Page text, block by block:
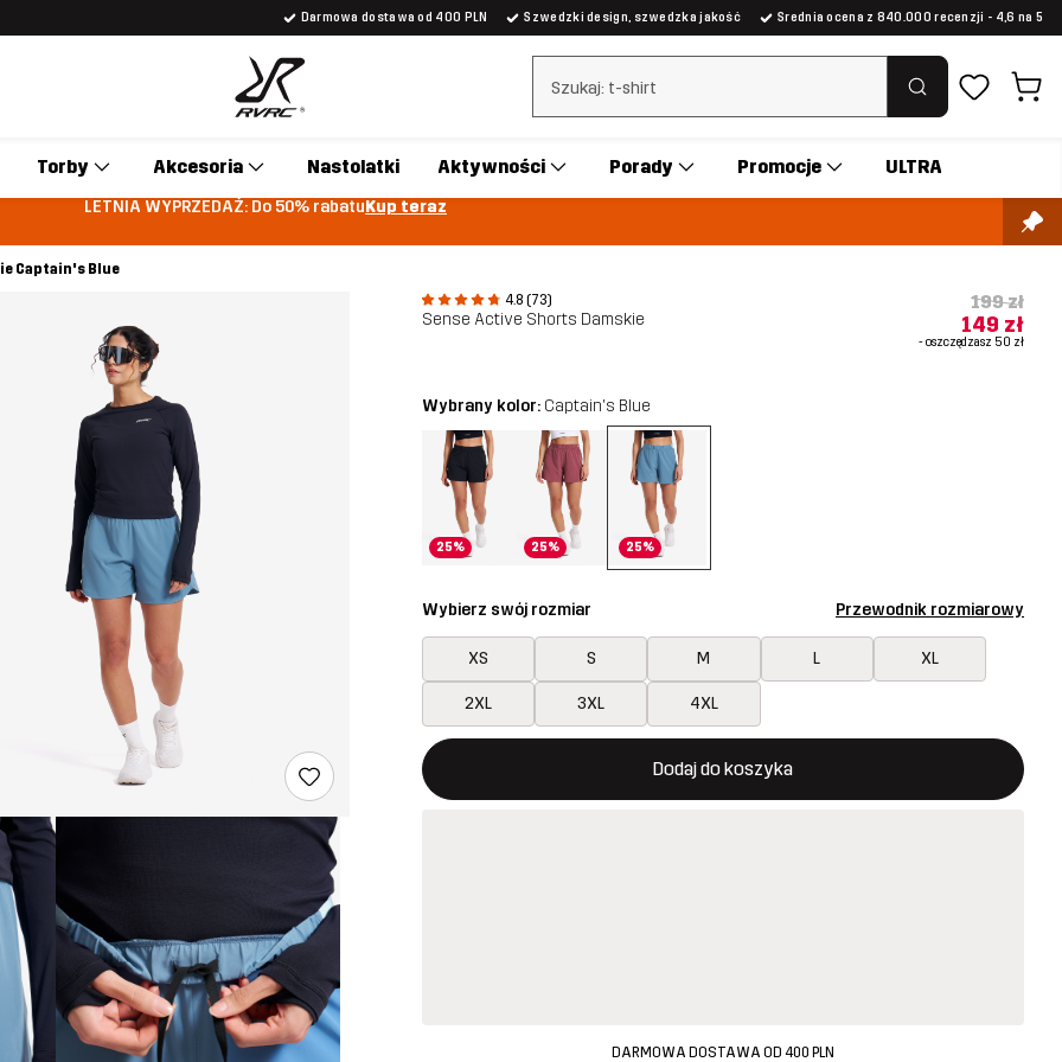
Darmowa dostawa od 400 PLN Szwedzki design, szwedzka jakość Średnia ocena z 840.000 recenzji - 4,6 na 5
Wyczyść wyszukiwanie
Torby Akcesoria Nastolatki Aktywności Porady Promocje ULTRA
LETNIA WYPRZEDAŻ: Do 50% rabatuKup teraz
Captain's Blue
4.8 (73)
Sense Active Shorts Damskie
199 zł
149 zł
- oszczędzasz 50 zł
Wybrany kolor: Captain's Blue
25% 25% 25%
Wybierz swój rozmiar Przewodnik rozmiarowy
XS S M L XL
2XL 3XL 4XL
Dodaj do koszyka
Ten przycisk otworzy nowe okno, w którym można potwierdzić dodanie
{{size}} nie jest dostępny
DARMOWA DOSTAWA OD 400 PLN